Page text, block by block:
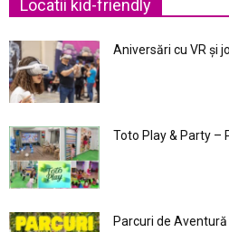
Locatii kid-friendly
Aniversări cu VR și
Toto Play & Party –
Parcuri de